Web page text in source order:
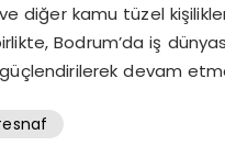
ve diğer kamu tüzel
Bodrum’da iş
devam